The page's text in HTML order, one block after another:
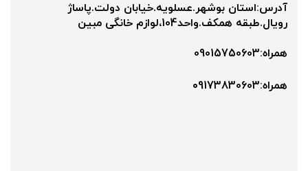
آدرس:استان بوشهر.عسلویه.خیابان دولت.پاساژ
رویال.طبقه همکف.واحد104،لوازم خانگی مبین
همراه:09015750603
همراه:۰9173830603